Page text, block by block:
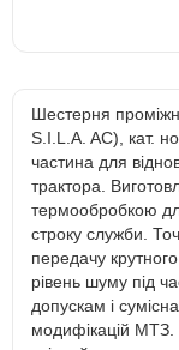
Шестерня
S.I.L.A. AC), кат.
частина для
трактора.
термообробкою
строку служби.
передачу
рівень шуму під
допускам і
модифікацій МТЗ.